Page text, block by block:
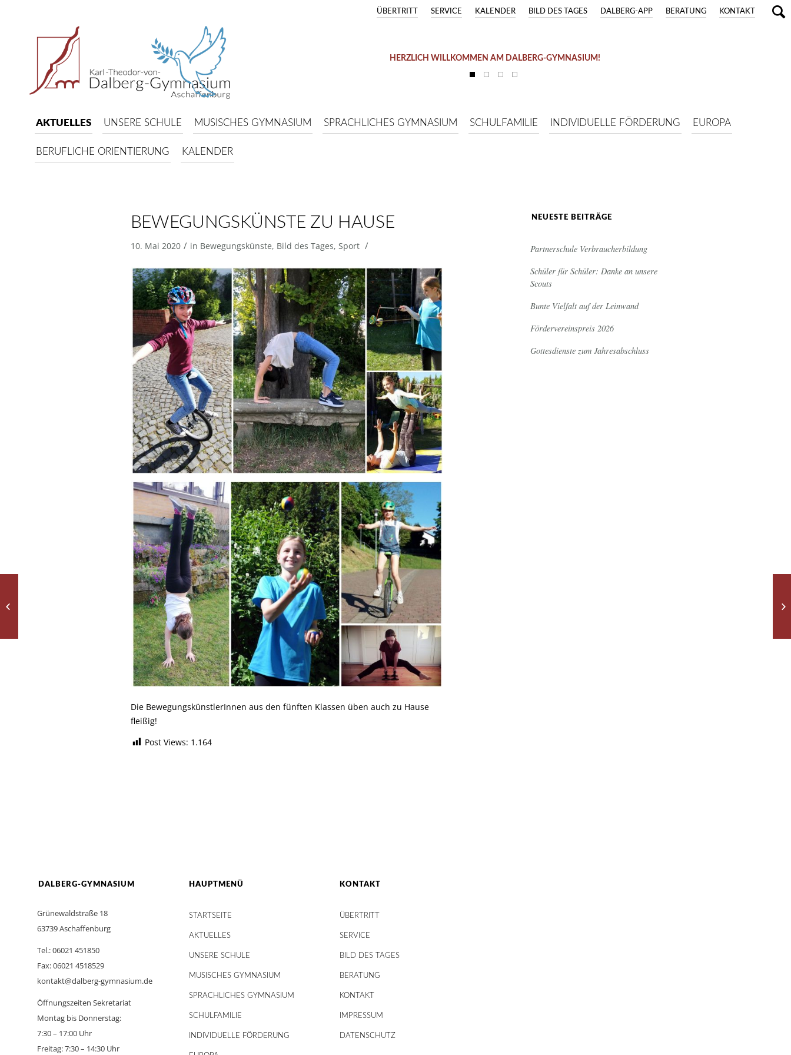
KONTAKT
BERATUNG
DALBERG-APP
BILD DES TAGES
KALENDER
SERVICE
ÜBERTRITT
HERZLICH WILLKOMMEN AM DALBERG-GYMNASIUM!
AKTUELLES UNSERE SCHULE MUSISCHES GYMNASIUM SPRACHLICHES GYMNASIUM SCHULFAMILIE INDIVIDUELLE FÖRDERUNG EUROPA
BERUFLICHE ORIENTIERUNG KALENDER
BEWEGUNGSKÜNSTE ZU HAUSE
10. Mai 2020 / in Bewegungskünste, Bild des Tages, Sport /
Die BewegungskünstlerInnen aus den fünften Klassen üben auch zu Hause
fleißig!
Post Views: 1.164
NEUESTE BEITRÄGE
Partnerschule Verbraucherbildung
Schüler für Schüler: Danke an unsere
Scouts
Bunte Vielfalt auf der Leinwand
Fördervereinspreis 2026
Gottesdienste zum Jahresabschluss
DALBERG-GYMNASIUM
Grünewaldstraße 18
63739 Aschaffenburg
Tel.: 06021 451850
Fax: 06021 4518529
kontakt@dalberg-gymnasium.de
Öffnungszeiten Sekretariat
Montag bis Donnerstag:
7:30 – 17:00 Uhr
Freitag: 7:30 – 14:30 Uhr
HAUPTMENÜ
STARTSEITE
AKTUELLES
UNSERE SCHULE
MUSISCHES GYMNASIUM
SPRACHLICHES GYMNASIUM
SCHULFAMILIE
INDIVIDUELLE FÖRDERUNG
KONTAKT
ÜBERTRITT
SERVICE
BILD DES TAGES
BERATUNG
KONTAKT
IMPRESSUM
DATENSCHUTZ